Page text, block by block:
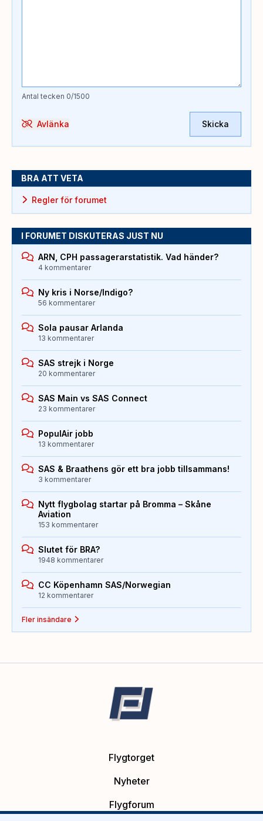
Antal tecken 0/1500
Avlänka Skicka
BRA ATT VETA
Regler för forumet
I FORUMET DISKUTERAS JUST NU
ARN, CPH passagerarstatistik. Vad händer?
4 kommentarer
Ny kris i Norse/Indigo?
56 kommentarer
Sola pausar Arlanda
13 kommentarer
SAS strejk i Norge
20 kommentarer
SAS Main vs SAS Connect
23 kommentarer
PopulAir jobb
13 kommentarer
SAS & Braathens gör ett bra jobb tillsammans!
3 kommentarer
Nytt flygbolag startar på Bromma – Skåne
Aviation
153 kommentarer
Slutet för BRA?
1948 kommentarer
CC Köpenhamn SAS/Norwegian
12 kommentarer
Fler insändare
Flygtorget
Nyheter
Flygforum